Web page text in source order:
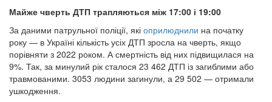
Майже чверть ДТП трапляються між 17:00 і 19:00
За даними патрульної поліції, які оприлюднили на початку
року — в Україні кількість усіх ДТП зросла на чверть, якщо
порівняти з 2022 роком. А смертність від них підвищилася на
9%. Так, за минулий рік сталося 23 462 ДТП із загиблими або
травмованими. 3053 людини загинули, а 29 502 — отримали
ушкодження.